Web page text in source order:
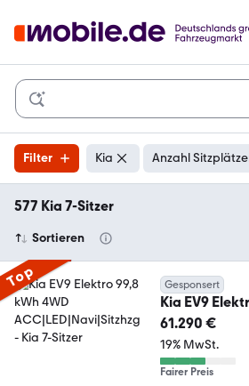
Filter Kia Anzahl
577 Kia 7-Sitzer
Sortieren
Top Gesponsert
Kia EV9
61.290 €
19% MwSt.
Fairer Preis